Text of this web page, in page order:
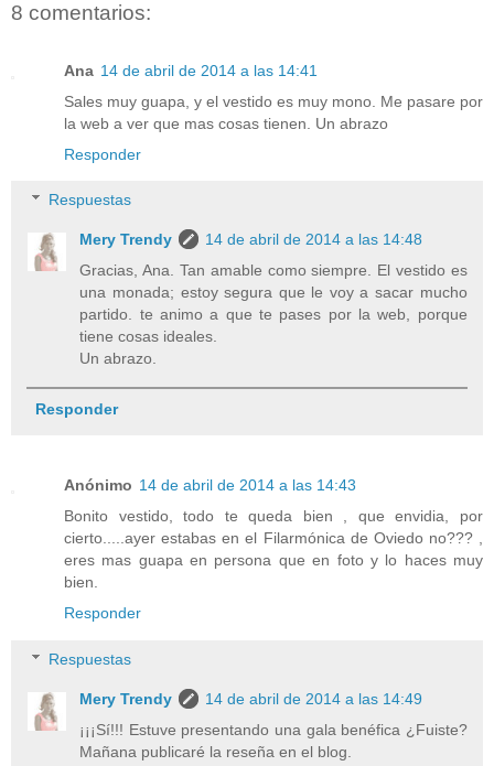
8 comentarios:
Ana 14 de abril de 2014 a las 14:41
Sales muy guapa, y el vestido es muy mono. Me pasare por
la web a ver que mas cosas tienen. Un abrazo
Responder
Respuestas
Mery Trendy
14 de abril de 2014 a las 14:48
Gracias, Ana. Tan amable como siempre. El vestido es
una monada; estoy segura que le voy a sacar mucho
partido. te animo a que te pases por la web, porque
tiene cosas ideales.
Un abrazo.
Responder
Anónimo 14 de abril de 2014 a las 14:43
Bonito vestido, todo te queda bien , que envidia, por
cierto.....ayer estabas en el Filarmónica de Oviedo no??? ,
eres mas guapa en persona que en foto y lo haces muy
bien.
Responder
Respuestas
Mery Trendy
14 de abril de 2014 a las 14:49
¡¡¡Sí!!! Estuve presentando una gala benéfica ¿Fuiste?
Mañana publicaré la reseña en el blog.